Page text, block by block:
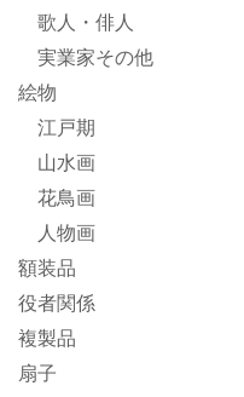
歌人・俳人
実業家その他
絵物
江戸期
山水画
花鳥画
人物画
額装品
役者関係
複製品
扇子